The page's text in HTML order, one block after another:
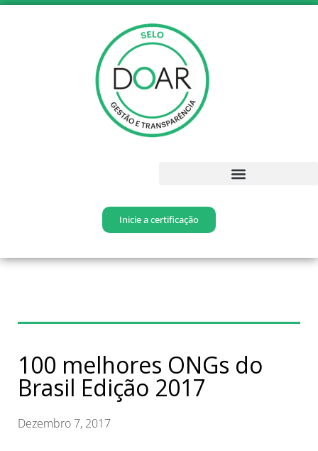
Inicie a certificação
100 melhores ONGs do
Brasil Edição 2017
Dezembro 7, 2017